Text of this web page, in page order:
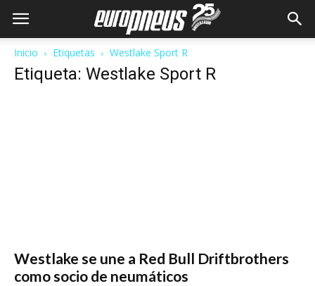
Inicio Etiquetas Westlake Sport R
Etiqueta: Westlake Sport R
Westlake se une a Red Bull Driftbrothers
como socio de neumáticos